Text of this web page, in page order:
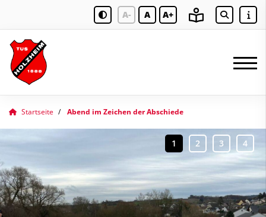
A- A A+
Startseite Abend im Zeichen der Abschiede